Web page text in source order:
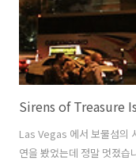
Las Vegas 에서 보물섬
연을 봤었는데 정말 멋졌